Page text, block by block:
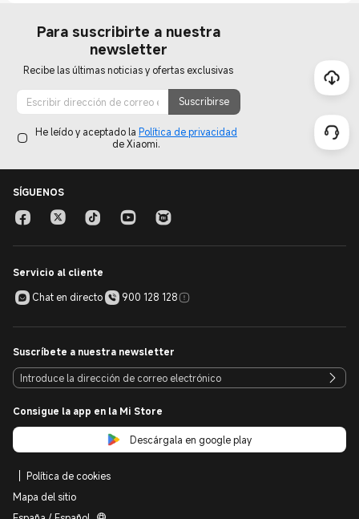
Para suscribirte a nuestra
newsletter
Recibe las últimas noticias y ofertas exclusivas
Suscribirse
He leído y aceptado la Política de privacidad
de Xiaomi.
SÍGUENOS
Servicio al cliente
Chat en directo
900 128 128
Suscríbete a nuestra newsletter
Consigue la app en la Mi Store
Descárgala en google play
Política de cookies
Mapa del sitio